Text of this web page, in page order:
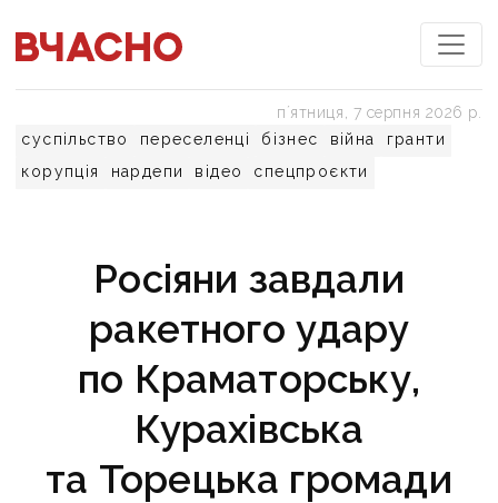
суспільство переселенці бізнес війна
гранти
корупція
нардепи відео спецпроєкти
пʼятниця, 7 серпня 2026 р.
Росіяни завдали
ракетного удару
по Краматорську,
Курахівська
та Торецька громади